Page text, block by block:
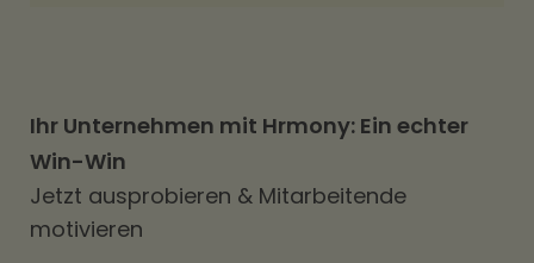
Ihr Unternehmen mit Hrmony: Ein echter
Win-Win
Jetzt ausprobieren & Mitarbeitende
motivieren